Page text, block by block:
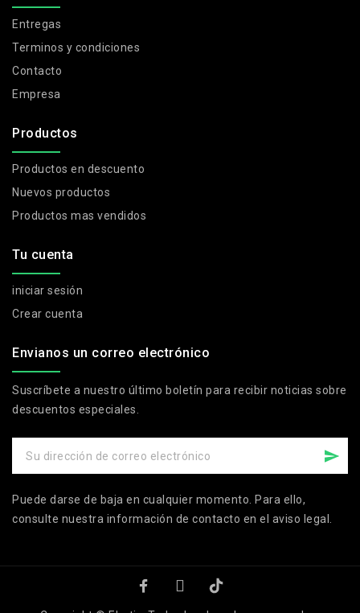
Entregas
Terminos y condiciones
Contacto
Empresa
Productos
Productos en descuento
Nuevos productos
Productos mas vendidos
Tu cuenta
iniciar sesión
Crear cuenta
Envianos un correo electrónico
Suscríbete a nuestro último boletín para recibir noticias sobre
descuentos especiales.
Puede darse de baja en cualquier momento. Para ello,
consulte nuestra información de contacto en el aviso legal.